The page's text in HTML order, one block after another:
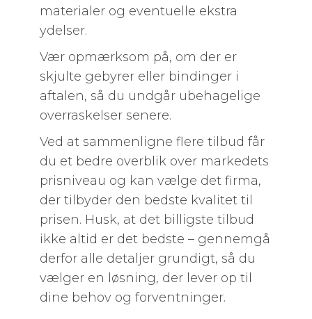
materialer og eventuelle ekstra
ydelser.
Vær opmærksom på, om der er
skjulte gebyrer eller bindinger i
aftalen, så du undgår ubehagelige
overraskelser senere.
Ved at sammenligne flere tilbud får
du et bedre overblik over markedets
prisniveau og kan vælge det firma,
der tilbyder den bedste kvalitet til
prisen. Husk, at det billigste tilbud
ikke altid er det bedste – gennemgå
derfor alle detaljer grundigt, så du
vælger en løsning, der lever op til
dine behov og forventninger.